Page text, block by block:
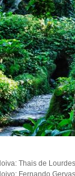
Thais de
Fernando